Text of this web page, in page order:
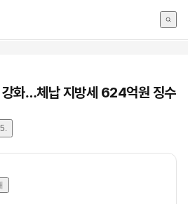
강화…체납 지방세 624억원 징수